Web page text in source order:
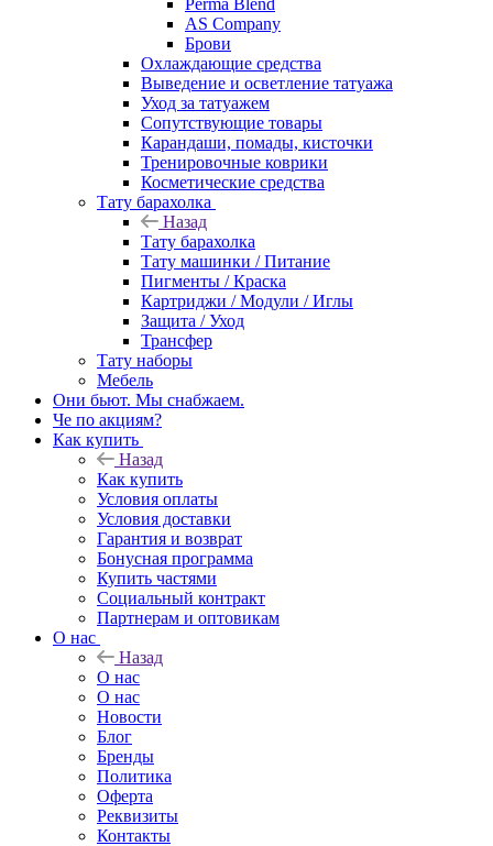
Perma Blend
AS Company
Брови
Охлаждающие средства
Выведение и осветление татуажа
Уход за татуажем
Сопутствующие товары
Карандаши, помады, кисточки
Тренировочные коврики
Косметические средства
Тату барахолка
Назад
Тату барахолка
Тату машинки / Питание
Пигменты / Краска
Картриджи / Модули / Иглы
Защита / Уход
Трансфер
Тату наборы
Мебель
Они бьют. Мы снабжаем.
Че по акциям?
Как купить
Назад
Как купить
Условия оплаты
Условия доставки
Гарантия и возврат
Бонусная программа
Купить частями
Социальный контракт
Партнерам и оптовикам
О нас
Назад
О нас
О нас
Новости
Блог
Бренды
Политика
Оферта
Реквизиты
Контакты